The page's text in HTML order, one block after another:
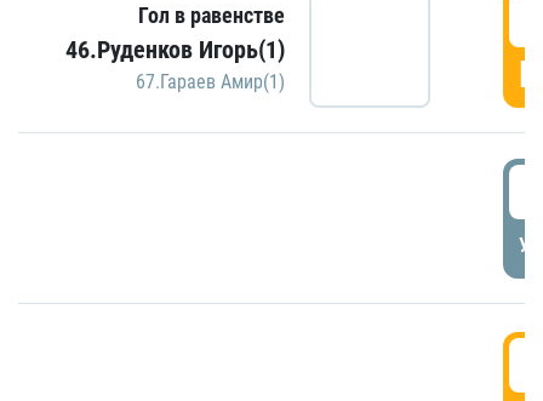
Гол в равенстве
46.Руденков Игорь(1)
67.Гараев Амир(1)